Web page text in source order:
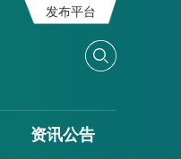
发布平台
资讯公告